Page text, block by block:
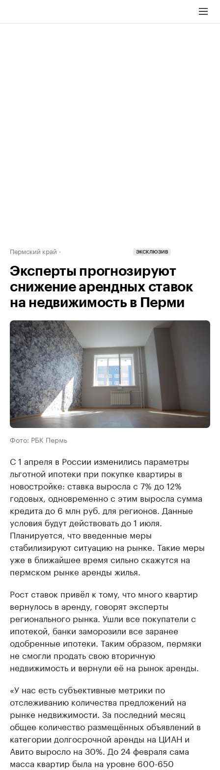
Пермский край ЭКСКЛЮЗИВ
Эксперты прогнозируют
снижение арендных ставок
на недвижимость в Перми
Фото: РБК Пермь
С 1 апреля в России изменились параметры
льготной ипотеки при покупке квартиры в
новостройке: ставка выросла с 7% до 12%
годовых, одновременно с этим выросла сумма
кредита до 6 млн руб. для регионов. Данные
условия будут действовать до 1 июля.
Планируется, что введенные меры
стабилизируют ситуацию на рынке. Такие меры
уже в ближайшее время сильно скажутся на
пермском рынке аренды жилья.
Рост ставок привёл к тому, что много квартир
вернулось в аренду, говорят эксперты
регионального рынка. Ушли все покупатели с
ипотекой, банки заморозили все заранее
одобренные ипотеки. Таким образом, пермяки
не смогли продать свою вторичную
недвижимость и вернули её на рынок аренды.
«У нас есть субъективные метрики по
отслеживанию количества предложений на
рынке недвижимости. За последний месяц
общее количество размещённых объявлений в
категории долгосрочной аренды на ЦИАН и
Авито выросло на 30%. До 24 февраля сама
масса квартир была на уровне 600-650